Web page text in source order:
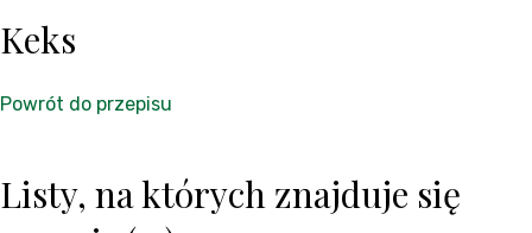
Keks
Powrót do przepisu
Listy, na których znajduje się